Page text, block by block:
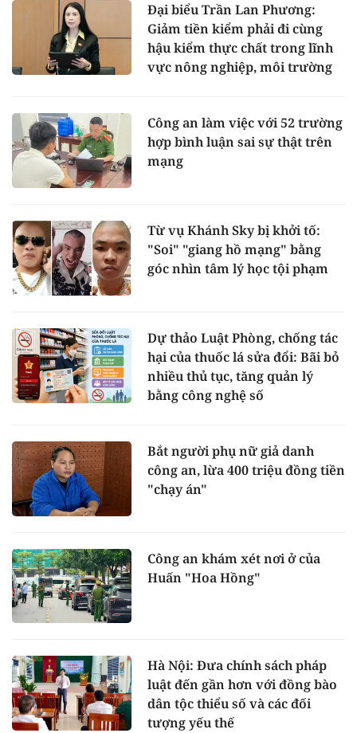
Đại biểu Trần Lan Phương:
Giảm tiền kiểm phải đi cùng
hậu kiểm thực chất trong lĩnh
vực nông nghiệp, môi trường
Công an làm việc với 52 trường
hợp bình luận sai sự thật trên
mạng
Từ vụ Khánh Sky bị khởi tố:
"Soi" "giang hồ mạng" bằng
góc nhìn tâm lý học tội phạm
Dự thảo Luật Phòng, chống tác
hại của thuốc lá sửa đổi: Bãi bỏ
nhiều thủ tục, tăng quản lý
bằng công nghệ số
Bắt người phụ nữ giả danh
công an, lừa 400 triệu đồng tiền
"chạy án"
Công an khám xét nơi ở của
Huấn "Hoa Hồng"
Hà Nội: Đưa chính sách pháp
luật đến gần hơn với đồng bào
dân tộc thiểu số và các đối
tượng yếu thế